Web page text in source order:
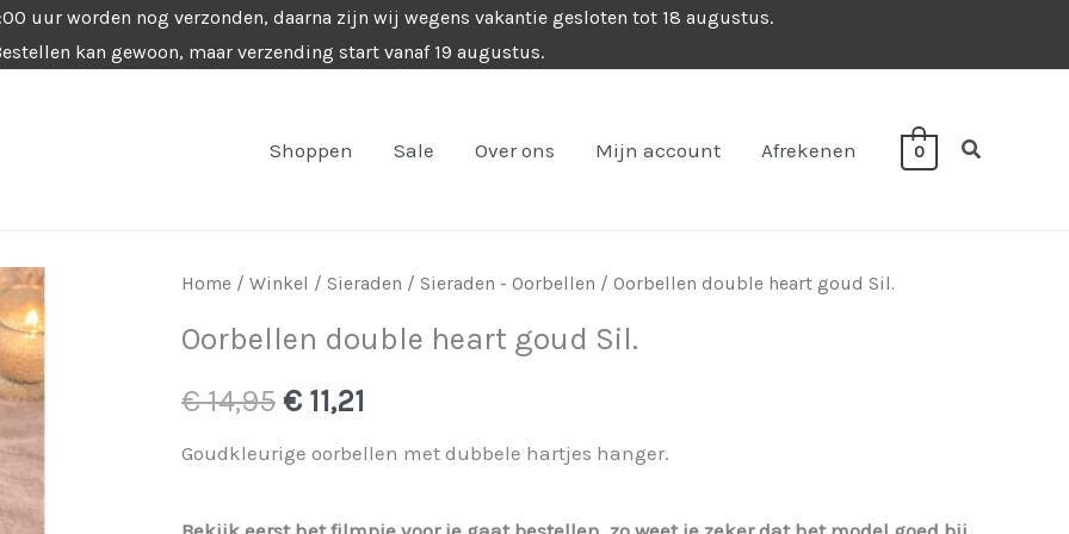
uur worden nog verzonden, daarna zijn wij wegens vakantie gesloten tot 18 augustus.
kan gewoon, maar verzending start vanaf 19 augustus.
Shoppen Sale Over ons Mijn account Afrekenen 0 Zoeken
Home / Winkel / Sieraden / Sieraden - Oorbellen / Oorbellen double heart goud Sil.
Oorbellen double heart goud Sil.
€14,95 Oorspronkelijke
prijs
€ 11,21
prijs
Goudkleurige oorbellen met dubbele hartjes hanger.